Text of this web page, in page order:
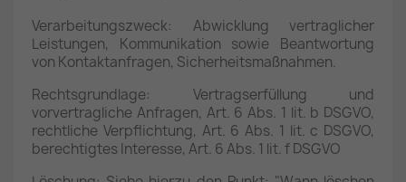
Verarbeitungszweck: Abwicklung vertraglicher
Leistungen, Kommunikation sowie Beantwortung
von Kontaktanfragen, Sicherheitsmaßnahmen.
Rechtsgrundlage: Vertragserfüllung und
vorvertragliche Anfragen, Art. 6 Abs. 1 lit. b DSGVO,
rechtliche Verpflichtung, Art. 6 Abs. 1 lit. c DSGVO,
berechtigtes Interesse, Art. 6 Abs. 1 lit. f DSGVO